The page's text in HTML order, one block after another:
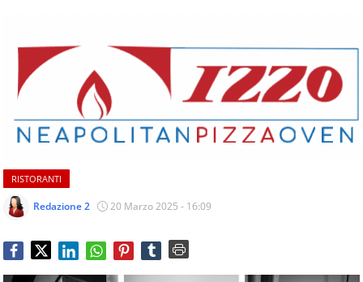
catering
e
articoli
sul
mondo
dei
consumi
fuoricasa,
del
Food
Service
e
RISTORANTI
Redazione 2 20 Marzo 2025 - 16:09